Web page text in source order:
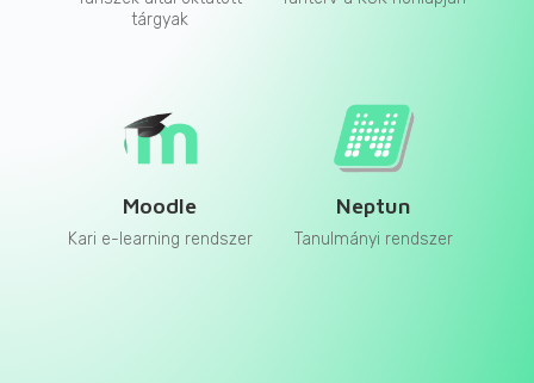
tárgyak
Moodle
Kari e-learning rendszer
Neptun
Tanulmányi rendszer